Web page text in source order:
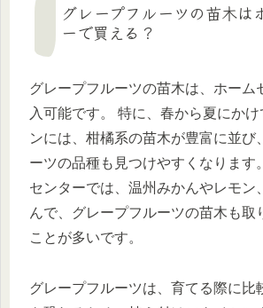
グレープフルーツの苗木は
ーで買える？
グレープフルーツの苗木は、ホーム
入可能です。 特に、春から夏にか
ンには、柑橘系の苗木が豊富に並び
ーツの品種も見つけやすくなります
センターでは、温州みかんやレモン
んで、グレープフルーツの苗木も取
ことが多いです。
グレープフルーツは、育てる際に比